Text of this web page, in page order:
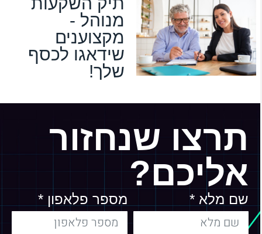
מנוהל -
מקצוענים
שידאגו לכסף
שלך!
תרצו שנחזור
אליכם?
שם מלא * מספר פלאפון *